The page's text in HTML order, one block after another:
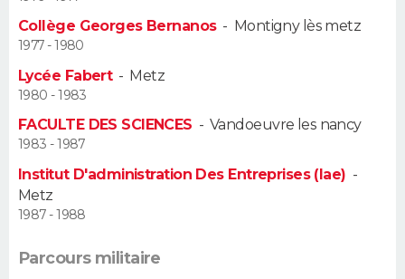
Alimentation
Guide de la santé
Maladies
Médicaments
Sommeil
VOYAGE
Destinations
City break
Voyage nature
Voyage de noces
Forum
Climat
+
PHOTO
GUIDES D'ACHAT
BONS PLANS
CARTE DE VOEUX
DICTIONNAIRE
Collège Georges Bernanos- Montigny lès metz
1977 - 1980
Lycée Fabert- Metz
1980 - 1983
FACULTE DES SCIENCES -Vandoeuvre les nancy
1983 - 1987
Institut D'administration Des Entreprises (Iae) -
Metz
1987 - 1988
Parcours militaire